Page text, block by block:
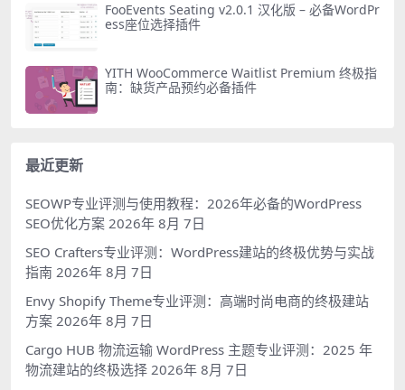
FooEvents Seating v2.0.1 汉化版 – 必备WordPr
ess座位选择插件
YITH WooCommerce Waitlist Premium 终极指
南：缺货产品预约必备插件
最近更新
SEOWP专业评测与使用教程：2026年必备的WordPress
SEO优化方案 2026年 8月 7日
SEO Crafters专业评测：WordPress建站的终极优势与实战
指南 2026年 8月 7日
Envy Shopify Theme专业评测：高端时尚电商的终极建站
方案 2026年 8月 7日
Cargo HUB 物流运输 WordPress 主题专业评测：2025 年
物流建站的终极选择 2026年 8月 7日